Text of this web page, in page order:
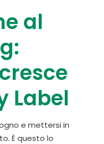
al
Label
e mettersi in
È questo lo